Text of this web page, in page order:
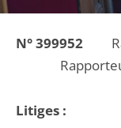
N° 399952
Rapporteur
Litiges :